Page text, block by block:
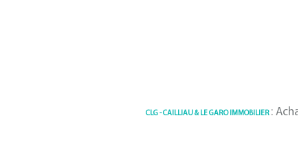
CLG - CAILLIAU & LE GARO IMMOBILIER: Achat /